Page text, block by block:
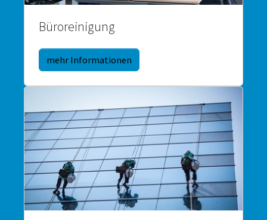
Büroreinigung
mehr Informationen